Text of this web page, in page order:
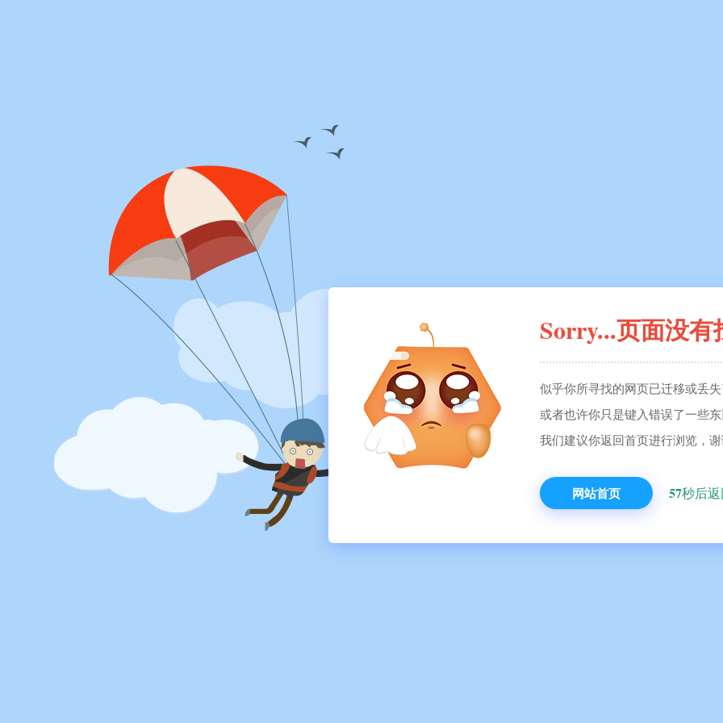
Sorry...页面没有
似乎你所寻找的网页已迁移或丢
或者也许你只是键入错误了一些
我们建议你返回首页进行浏览，
网站首页 57秒后